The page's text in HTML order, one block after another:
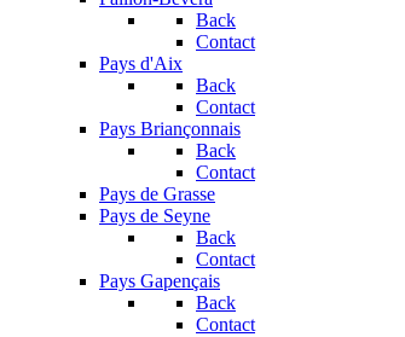
Back
Contact
Pays d'Aix
Back
Contact
Pays Briançonnais
Back
Contact
Pays de Grasse
Pays de Seyne
Back
Contact
Pays Gapençais
Back
Contact